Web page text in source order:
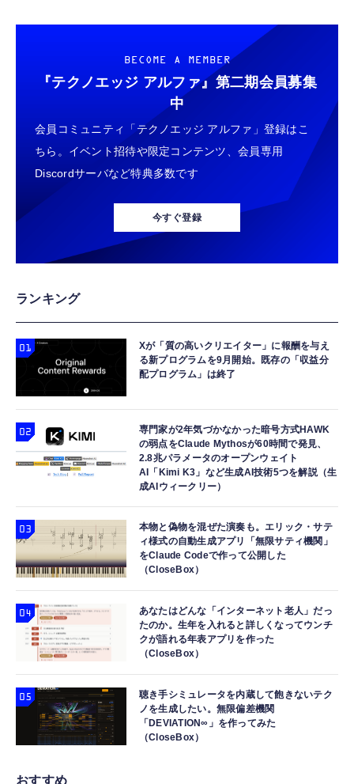
Bluetooth6.1 柔軟性高 安眠 仕事 ブルー
￥2,682
感情成長型 AI搭載 ペットロボット コミュニ
ケーションロボット 性格育成 会話 ジェスチ
ャー認識 タッチセンサー ペット級ファー あ
たたかな触り心地 着せ替え可能 アプリ連携
￥55,782
BECOME A MEMBER
『テクノエッジ アルファ』 第二期会員募集
中
会員コミュニティ「テクノエッジ アルファ」登録はこ
ちら。イベント招待や限定コンテンツ、会員専用
Discordサーバなど特典多数です
今すぐ登録
ランキング
Xが「質の高いクリエイター」に報酬を与え
る新プログラムを9月開始。既存の「収益分
配プログラム」は終了
専門家が2年気づかなかった暗号方式HAWK
の弱点をClaude Mythosが60時間で発見、
2.8兆パラメータのオープンウェイト
AI「Kimi K3」など生成AI技術5つを解説（生
成AIウィークリー）
本物と偽物を混ぜた演奏も。エリック・サテ
ィ様式の自動生成アプリ「無限サティ機関」
をClaude Codeで作って公開した
（CloseBox）
あなたはどんな「インターネット老人」だっ
たのか。生年を入れると詳しくなってウンチ
クが語れる年表アプリを作った
（CloseBox）
聴き手シミュレータを内蔵して飽きないテク
ノを生成したい。無限偏差機関
「DEVIATION∞」を作ってみた
（CloseBox）
おすすめ